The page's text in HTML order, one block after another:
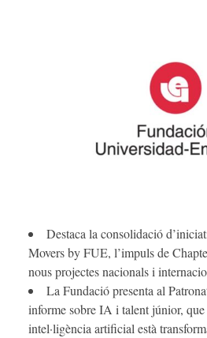
Destaca la consolidació
Movers by FUE, l’impuls de
nous projectes nacionals i
La Fundació presenta al
informe sobre IA i talent júnior,
intel·ligència artificial està